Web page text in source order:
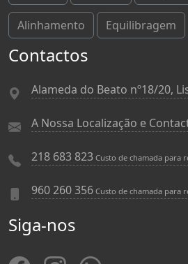
Alinhamento Equilibragem
Contactos
Alameda do Beato nº18/20,
A Nossa Localização e
218 683 823 Custo de chamada para
960 260 356 Custo de chamada para
Siga-nos